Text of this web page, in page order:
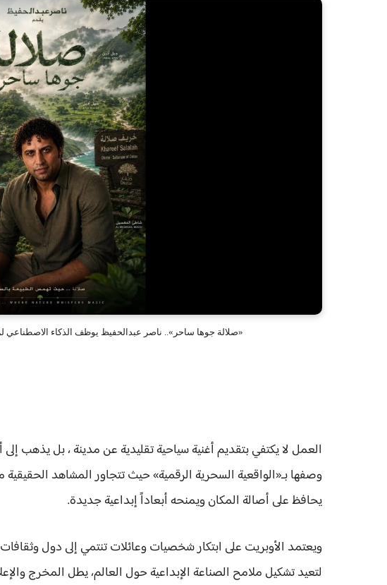
«صلالة جوها ساحر».. ناصر عبدالحفيظ يوظف الذكاء الاصطناعي
العمل لا يكتفي بتقديم أغنية سياحية تقليدية عن مدينة ، بل يذهب
وصفها بـ«الواقعية السحرية الرقمية» حيث تتجاور المشاهد
يحافظ على أصالة المكان ويمنحه أبعاداً إبداعية جديدة.
ويعتمد الأوبريت على ابتكار شخصيات وعائلات تنتمي إلى دول
لتعيد تشكيل ملامح الصناعة الإبداعية حول العالم، يطل المخرج